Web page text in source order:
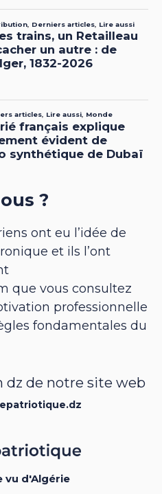
?
ont eu l’idée de
et ils l’ont
que vous consultez
professionnelle
fondamentales du
dz de notre site web
vu d'Algérie